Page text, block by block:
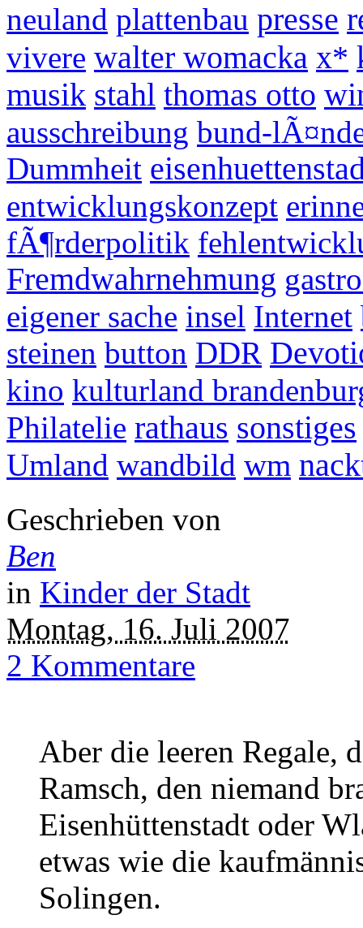
neuland plattenbau presse
vivere walter womacka x*
musik stahl thomas otto
ausschreibung bund-
Dummheit
entwicklungskonzept
fÃ¶rderpolitik
Fremdwahrnehmung
eigener sache insel Internet
steinen button DDR
kino kulturland
Philatelie rathaus sonstiges
Umland wandbild wm
Geschrieben von
Ben
in Kinder der Stadt
Montag, 16. Juli 2007
2 Kommentare
Aber die leeren Regale,
Ramsch, den niemand
Eisenhüttenstadt oder
etwas wie die
Solingen.